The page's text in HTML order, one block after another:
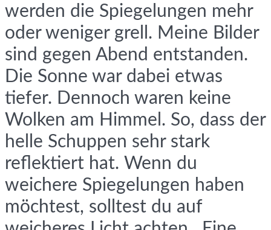
werden die Spiegelungen mehr
oder weniger grell. Meine Bilder
sind gegen Abend entstanden.
Die Sonne war dabei etwas
tiefer. Dennoch waren keine
Wolken am Himmel. So, dass der
helle Schuppen sehr stark
reflektiert hat. Wenn du
weichere Spiegelungen haben
möchtest, solltest du auf